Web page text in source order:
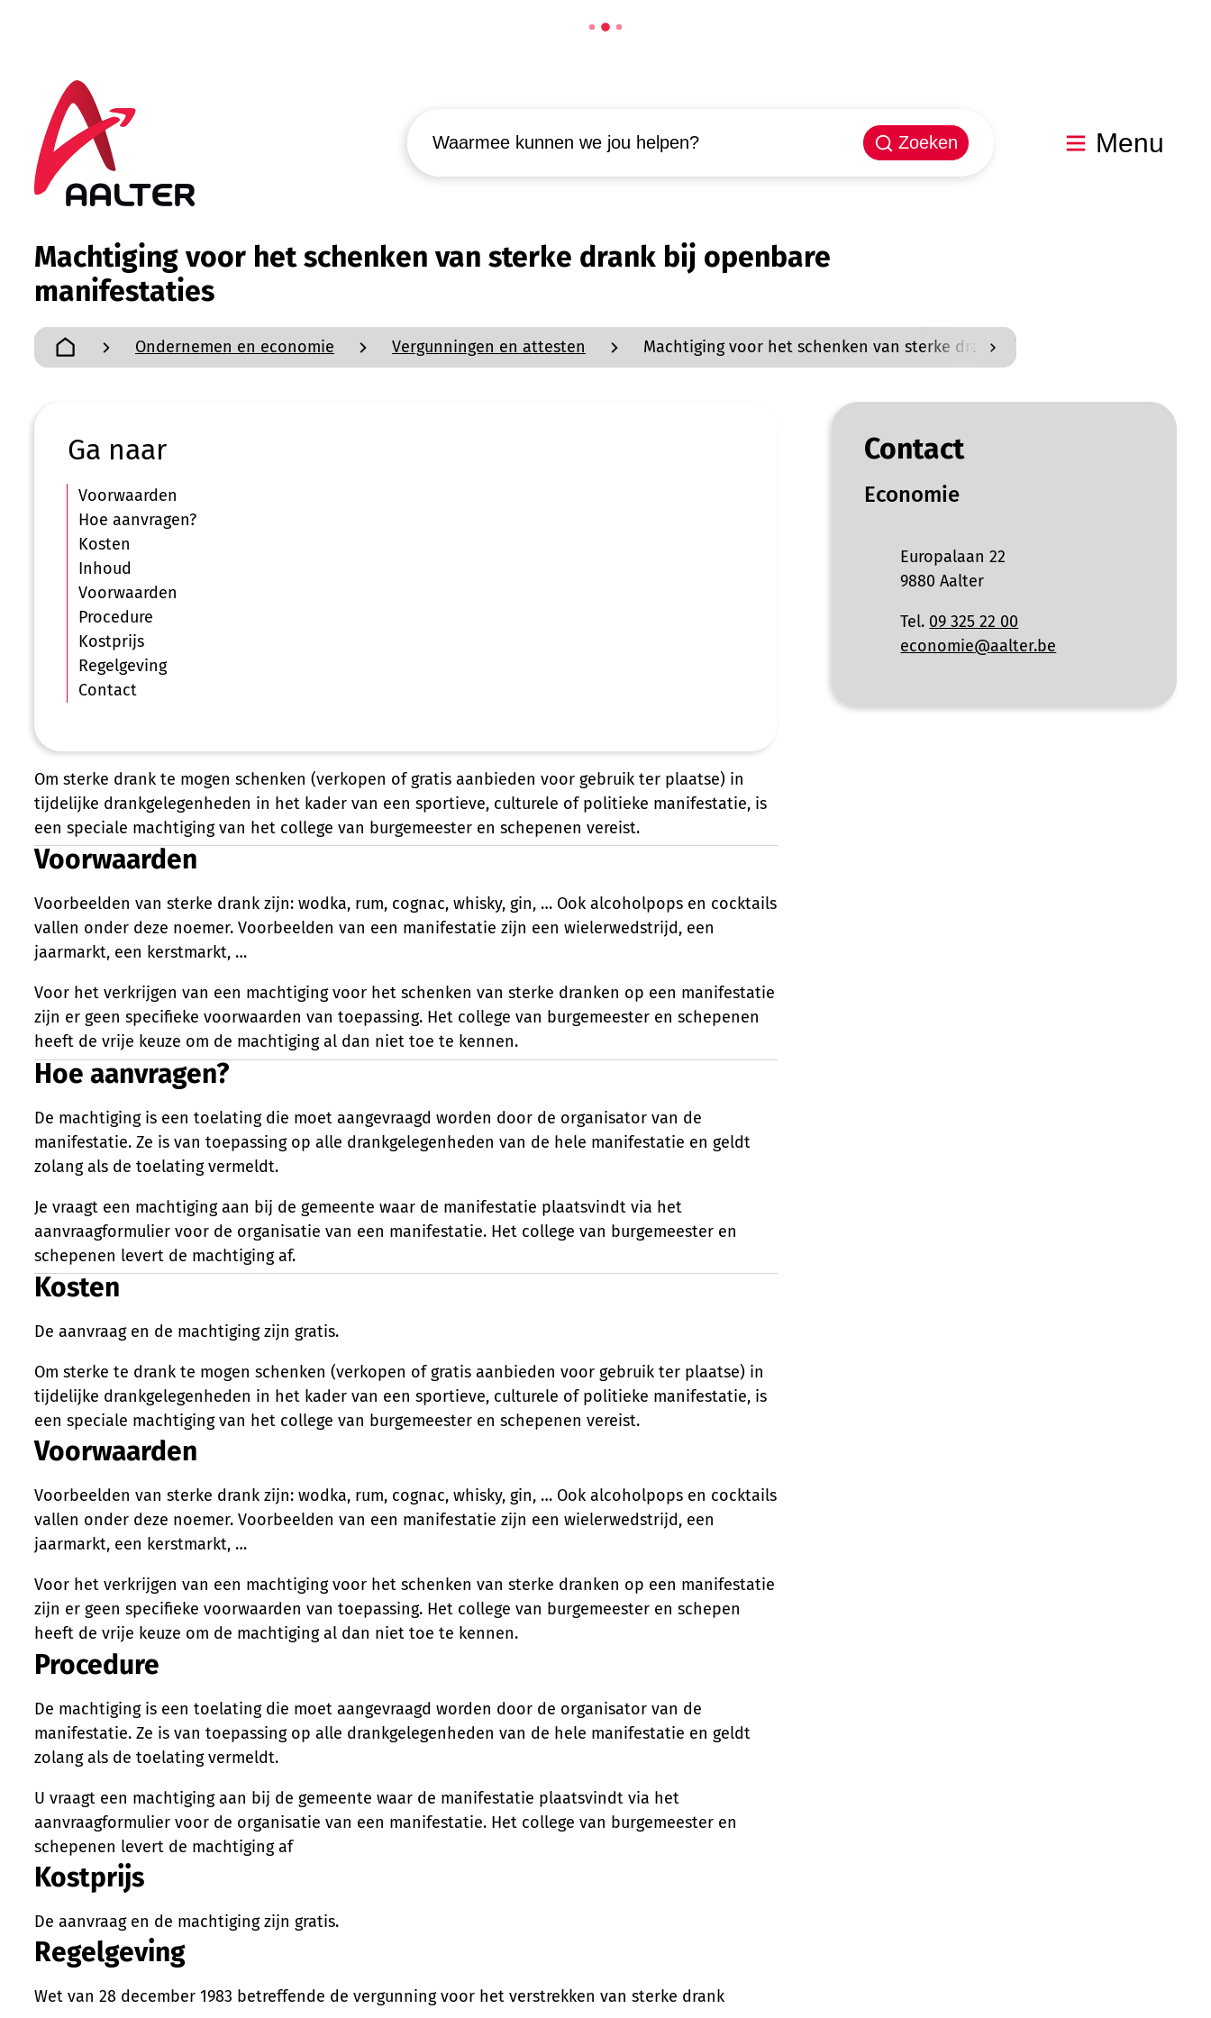
Aalter
Zoeken
Menu
Machtiging voor het schenken van sterke drank bij openbare
manifestaties
scroll naar links
Startpagina
Ondernemen en economie Vergunningen en attesten Machtiging voor het schenken van sterke drank bij openbare manifestaties
Ga naar
Voorwaarden
Hoe aanvragen?
Kosten
Inhoud
Voorwaarden
Procedure
Kostprijs
Regelgeving
Contact
Om sterke drank te mogen schenken (verkopen of gratis aanbieden voor gebruik ter plaatse) in
tijdelijke drankgelegenheden in het kader van een sportieve, culturele of politieke manifestatie, is
een speciale machtiging van het college van burgemeester en schepenen vereist.
Voorwaarden
Voorbeelden van sterke drank zijn: wodka, rum, cognac, whisky, gin, … Ook alcoholpops en cocktails
vallen onder deze noemer. Voorbeelden van een manifestatie zijn een wielerwedstrijd, een
jaarmarkt, een kerstmarkt, …
Voor het verkrijgen van een machtiging voor het schenken van sterke dranken op een manifestatie
zijn er geen specifieke voorwaarden van toepassing. Het college van burgemeester en schepenen
heeft de vrije keuze om de machtiging al dan niet toe te kennen.
Hoe aanvragen?
De machtiging is een toelating die moet aangevraagd worden door de organisator van de
manifestatie. Ze is van toepassing op alle drankgelegenheden van de hele manifestatie en geldt
zolang als de toelating vermeldt.
Je vraagt een machtiging aan bij de gemeente waar de manifestatie plaatsvindt via het
aanvraagformulier voor de organisatie van een manifestatie. Het college van burgemeester en
schepenen levert de machtiging af.
Kosten
De aanvraag en de machtiging zijn gratis.
Inhoud
Om sterke te drank te mogen schenken (verkopen of gratis aanbieden voor gebruik ter plaatse) in
tijdelijke drankgelegenheden in het kader van een sportieve, culturele of politieke manifestatie, is
een speciale machtiging van het college van burgemeester en schepenen vereist.
Voorwaarden
Voorbeelden van sterke drank zijn: wodka, rum, cognac, whisky, gin, … Ook alcoholpops en cocktails
vallen onder deze noemer. Voorbeelden van een manifestatie zijn een wielerwedstrijd, een
jaarmarkt, een kerstmarkt, …
Voor het verkrijgen van een machtiging voor het schenken van sterke dranken op een manifestatie
zijn er geen specifieke voorwaarden van toepassing. Het college van burgemeester en schepen
heeft de vrije keuze om de machtiging al dan niet toe te kennen.
Procedure
De machtiging is een toelating die moet aangevraagd worden door de organisator van de
manifestatie. Ze is van toepassing op alle drankgelegenheden van de hele manifestatie en geldt
zolang als de toelating vermeldt.
U vraagt een machtiging aan bij de gemeente waar de manifestatie plaatsvindt via het
aanvraagformulier voor de organisatie van een manifestatie. Het college van burgemeester en
schepenen levert de machtiging af
Kostprijs
De aanvraag en de machtiging zijn gratis.
Regelgeving
Wet van 28 december 1983 betreffende de vergunning voor het verstrekken van sterke drank
Contact
Economie
AdresEuropalaan 22
,9880 Aalter
09 325 22 00
E-maileconomie@aalter.be